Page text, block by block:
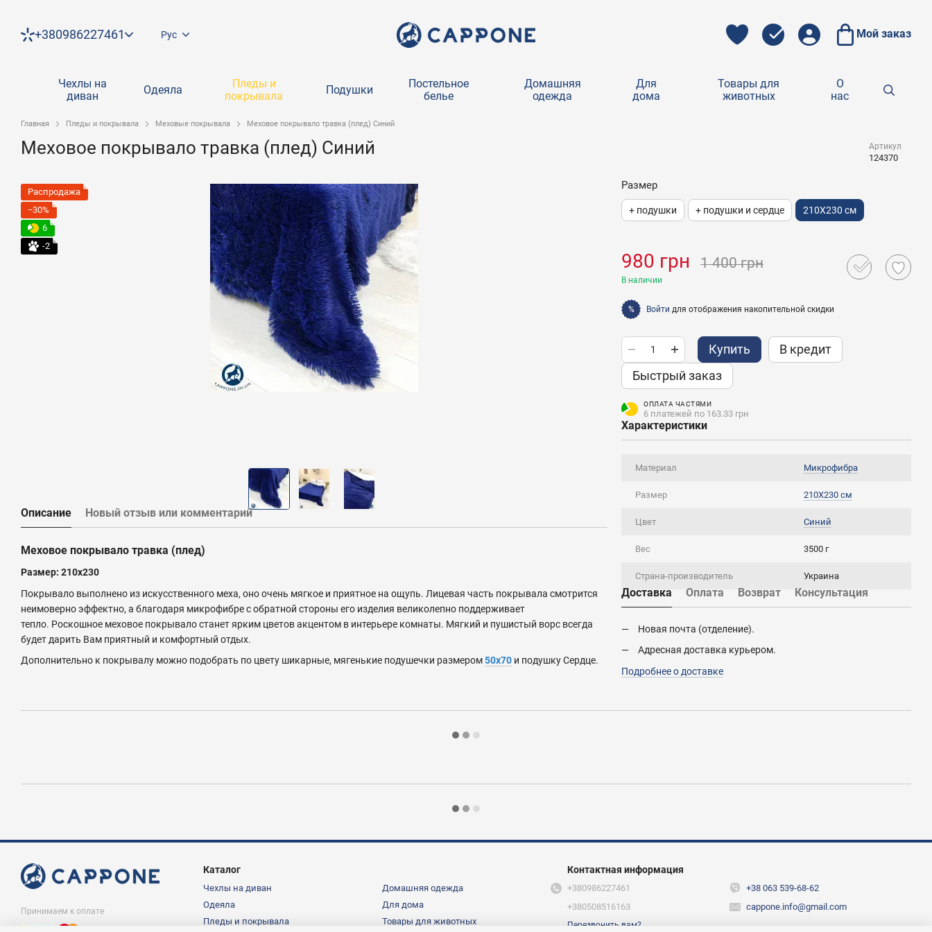
+380986227461 Рус Мой заказ
Чехлы на
диван
Одеяла
Пледы и
покрывала
Подушки
Постельное
белье
Домашняя
одежда
Для
дома
Товары для
животных
О
нас
Главная Пледы и покрывала Меховые покрывала Меховое покрывало травка (плед) Синий
Меховое покрывало травка (плед) Синий Артикул
124370
Распродажа
−30%
6
-2
Описание Новый отзыв или комментарий
Меховое покрывало травка (плед)
Размер: 210х230
Покрывало выполнено из искусственного меха, оно очень мягкое и приятное на ощупь. Лицевая часть покрывала смотрится
неимоверно эффектно, а благодаря микрофибре с обратной стороны его изделия великолепно поддерживает
тепло. Роскошное меховое покрывало станет ярким цветов акцентом в интерьере комнаты. Мягкий и пушистый ворс всегда
будет дарить Вам приятный и комфортный отдых.
Дополнительно к покрывалу можно подобрать по цвету шикарные, мягенькие подушечки размером50х70 и подушку Сердце.
Размер
+ подушки + подушки и сердце 210X230 см
980 грн 1 400 грн
В наличии
% Войти для отображения накопительной скидки
Купить
В кредит
Быстрый заказ
ОПЛАТА ЧАСТЯМИ
6 платежей по 163.33 грн
Характеристики
Материал Микрофибра
Размер 210X230 см
Цвет Синий
Вес 3500 г
Страна-производитель Украина
Доставка Оплата Возврат Консультация
Новая почта (отделение).
Адресная доставка курьером.
Подробнее о доставке
Принимаем к оплате
Каталог
Чехлы на диван
Одеяла
Пледы и покрывала
Домашняя одежда
Для дома
Товары для животных
Контактная информация
+380986227461
+380508516163
Перезвонить вам?
+38 063 539-68-62
cappone.info@gmail.com